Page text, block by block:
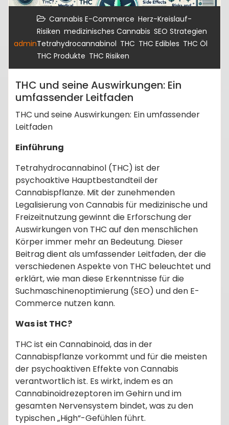
admin
Cannabis E-Commerce Herz-Kreislauf-
Risiken medizinisches Cannabis SEO Strategien
Tetrahydrocannabinol THC THC Edibles THC Öl
THC Produkte THC Risiken
THC und seine Auswirkungen: Ein
umfassender Leitfaden
THC und seine Auswirkungen: Ein umfassender
Leitfaden
Einführung
Tetrahydrocannabinol (THC) ist der
psychoaktive Hauptbestandteil der
Cannabispflanze. Mit der zunehmenden
Legalisierung von Cannabis für medizinische und
Freizeitnutzung gewinnt die Erforschung der
Auswirkungen von THC auf den menschlichen
Körper immer mehr an Bedeutung. Dieser
Beitrag dient als umfassender Leitfaden, der die
verschiedenen Aspekte von THC beleuchtet und
erklärt, wie man diese Erkenntnisse für die
Suchmaschinenoptimierung (SEO) und den E-
Commerce nutzen kann.
Was ist THC?
THC ist ein Cannabinoid, das in der
Cannabispflanze vorkommt und für die meisten
der psychoaktiven Effekte von Cannabis
verantwortlich ist. Es wirkt, indem es an
Cannabinoidrezeptoren im Gehirn und im
gesamten Nervensystem bindet, was zu den
typischen „High“-Gefühlen führt.